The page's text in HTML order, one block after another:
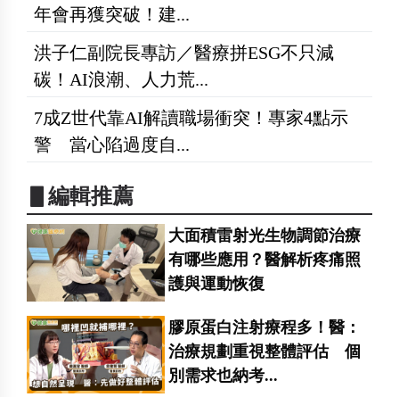
年會再獲突破！建...
洪子仁副院長專訪／醫療拼ESG不只減
碳！AI浪潮、人力荒...
7成Z世代靠AI解讀職場衝突！專家4點示
警 當心陷過度自...
▋編輯推薦
大面積雷射光生物調節治療
有哪些應用？醫解析疼痛照
護與運動恢復
膠原蛋白注射療程多！醫：
治療規劃重視整體評估 個
別需求也納考...